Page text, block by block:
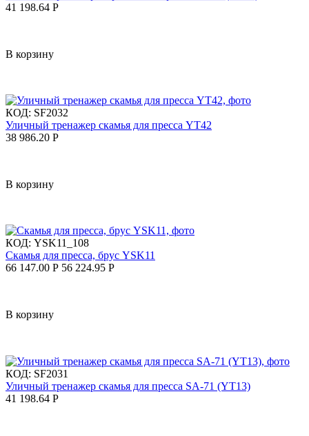
41 198.64 Р
В корзину
КОД: SF2032
Уличный тренажер скамья для пресса YT42
38 986.20 Р
В корзину
КОД: YSK11_108
Скамья для пресса, брус YSK11
66 147.00 Р 56 224.95 Р
В корзину
КОД: SF2031
Уличный тренажер скамья для пресса SA-71 (YT13)
41 198.64 Р